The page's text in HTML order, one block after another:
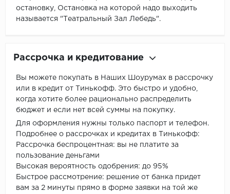
остановку, Остановка на которой надо выходить
называется "Театральный Зал Лебедь".
Рассрочка и кредитование
Вы можете покупать в Наших Шоурумах в рассрочку
или в кредит от Тинькофф. Это быстро и удобно,
когда хотите более рационально распределить
бюджет и если нет всей суммы на покупку.
Для оформления нужны только паспорт и телефон.
Подробнее о рассрочках и кредитах в Тинькофф:
Рассрочка беспроцентная: вы не платите за
пользование деньгами
Высокая вероятность одобрения: до 95%
Быстрое рассмотрение: решение от банка придет
вам за 2 минуты прямо в форме заявки на той же